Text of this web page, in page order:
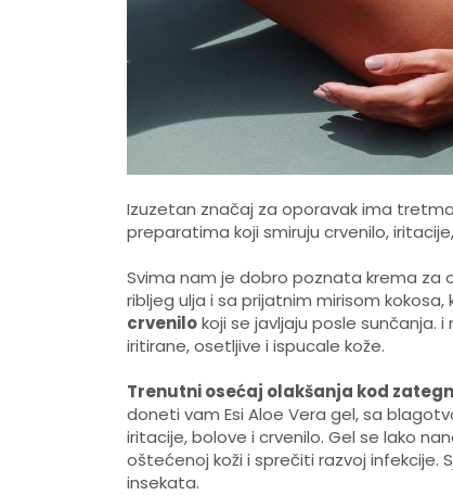
Izuzetan značaj za oporavak ima
preparatima koji smiruju crvenilo,
Svima nam je dobro poznata krema za
ribljeg ulja i sa prijatnim mirisom kokosa,
crvenilokoji se javljaju posle sunčanja.
iritirane, osetljive i ispucale kože.
Trenutni osećaj olakšanja kod
doneti vam Esi Aloe Vera gel, sa
iritacije, bolove i crvenilo. Gel se lako
oštećenoj koži i sprečiti razvoj infekcije.
insekata.